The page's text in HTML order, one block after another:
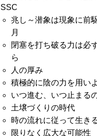
SSC
兆し～潜象は現象に前
月
閉塞を打ち破る力は必
ら
人の厚み
積極的に陰の力を用い
いつ進む、いつ止まる
土壌づくりの時代
時の流れに従って生き
限りなく広大な可能性